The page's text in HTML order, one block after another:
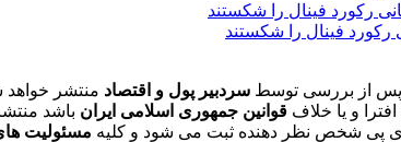
رکورد فینال را شکستند
از بررسی توسط سردبیر پول و اقتصاد منتشر خواهد
و یا خلاف قوانین جمهوری اسلامی ایران باشد
آی پی شخص نظر دهنده ثبت می شود و کلیه مسئولیت